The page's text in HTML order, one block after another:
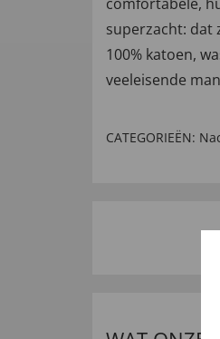
superzacht: dat
100% katoen,
veeleisende
CATEGORIEËN: